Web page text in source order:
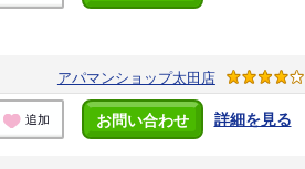
アパマンショップ太田店
追加 お問い合わせ 詳細を見る